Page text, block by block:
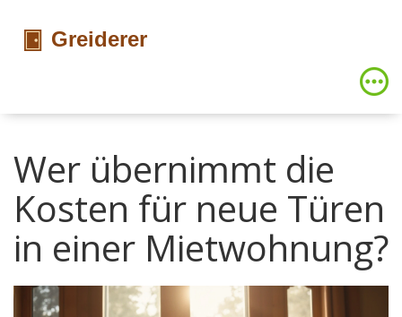
Wer übernimmt die
Kosten für neue Türen
in einer Mietwohnung?